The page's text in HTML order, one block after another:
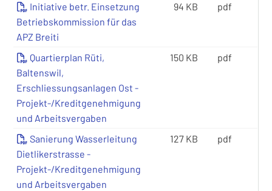
Initiative betr. Einsetzung
Betriebskommission für das
APZ Breiti
94 KB pdf
Quartierplan Rüti,
Baltenswil,
Erschliessungsanlagen Ost -
Projekt-/Kreditgenehmigung
und Arbeitsvergaben
150 KB pdf
Sanierung Wasserleitung
Dietlikerstrasse -
Projekt-/Kreditgenehmigung
und Arbeitsvergaben
127 KB pdf